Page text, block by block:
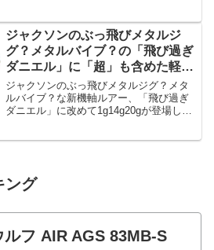
ん。強いていうならば若干のシーバスア
ングラーの方が居るくらいで...
ジャクソンのぶっ飛びメタルジ
グ？メタルバイブ？の「飛び過ぎ
ダニエル」に「超」も含めた軽量
バージョンが登場！
ジャクソンのぶっ飛びメタルジグ？メタ
ルバイブ？な新機軸ルアー、「飛び過ぎ
ダニエル」に改めて1g14g20gが登場しま
ング
ルフ AIR AGS 83MB-S